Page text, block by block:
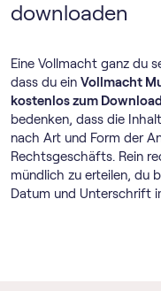
downloaden
Eine Vollmacht ganz du
dass du ein Vollmacht
kostenlos zum Download
bedenken, dass die
nach Art und Form der
Rechtsgeschäfts. Rein
mündlich zu erteilen, du
Datum und Unterschrift